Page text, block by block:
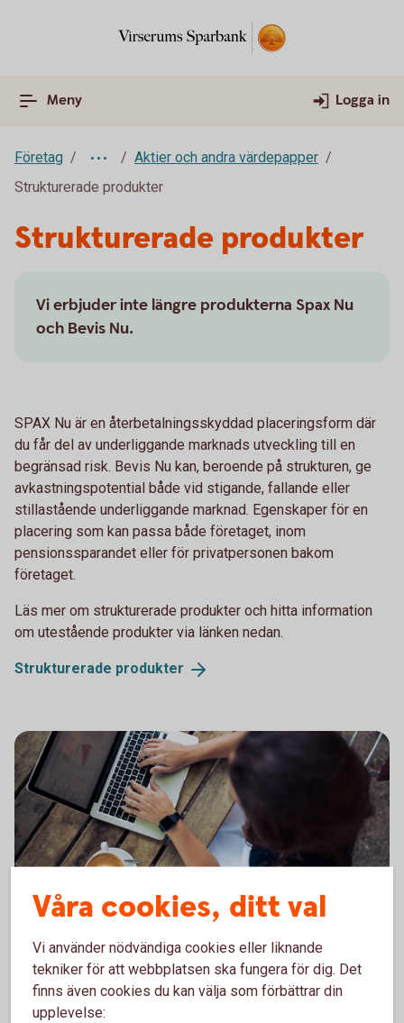
Meny Logga in
Företag
Aktier och andra värdepapper
Strukturerade produkter
Strukturerade produkter
Vi erbjuder inte längre produkterna Spax Nu
och Bevis Nu.
SPAX Nu är en återbetalningsskyddad placeringsform där
du får del av underliggande marknads utveckling till en
begränsad risk. Bevis Nu kan, beroende på strukturen, ge
avkastningspotential både vid stigande, fallande eller
stillastående underliggande marknad. Egenskaper för en
placering som kan passa både företaget, inom
pensionssparandet eller för privatpersonen bakom
företaget.
Läs mer om strukturerade produkter och hitta information
om utestående produkter via länken nedan.
Strukturerade produkter
Blogg Strukturerade
Bloggen för den försiktige investeraren som inte vill
ge avkall på möjligheten.
Våra cookies, ditt val
Vi använder nödvändiga cookies eller liknande
tekniker för att webbplatsen ska fungera för dig. Det
finns även cookies du kan välja som förbättrar din
upplevelse: